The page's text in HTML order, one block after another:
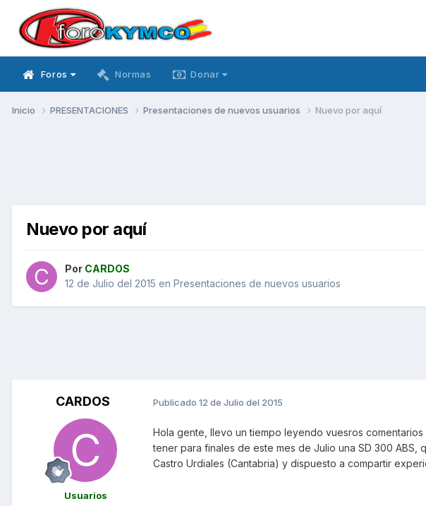
Foros Normas Donar
Inicio PRESENTACIONES Presentaciones de nuevos usuarios Nuevo por aquí
Nuevo por aquí
Por CARDOS
12 de Julio del 2015 en Presentaciones de nuevos usuarios
CARDOS
Usuarios
Publicado 12 de Julio del 2015
Hola gente, llevo un tiempo leyendo vuesros
tener para finales de este mes de Julio una SD 300
Castro Urdiales (Cantabria) y dispuesto a compartir